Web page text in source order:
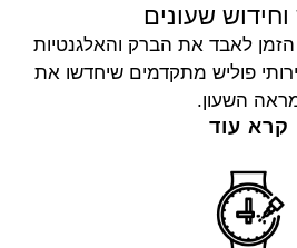
וחידוש שעונים
הזמן לאבד את הברק והאלגנטיות
פוליש מתקדמים שיחדשו את
השעון.
קרא עוד